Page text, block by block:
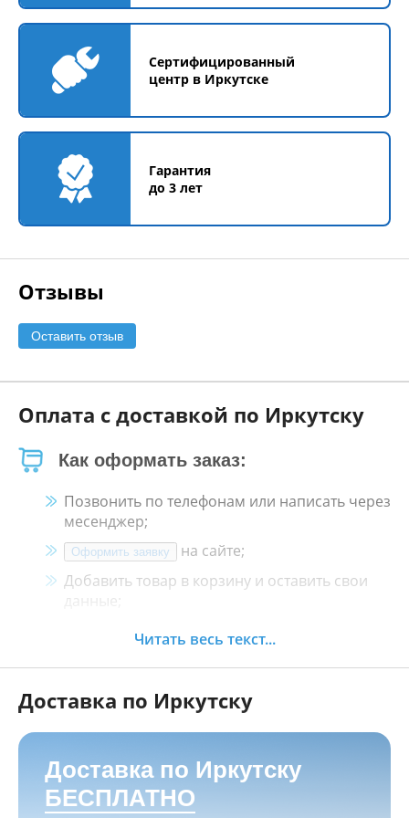
Сертифицированный
центр в Иркутске
Гарантия
до 3 лет
Отзывы
Оставить отзыв
Оплата с доставкой по Иркутску
Как оформать заказ:
Позвонить по телефонам или написать через
месенджер;
Оформить заявку
на сайте;
Добавить товар в корзину и оставить свои
данные;
Менеджер свяжется с Вами в течение 30
Как оплатить:
Наличными, пластиковой картой, кредитной
картой и картой ХАЛВА в кассе нашего
магазина по адресуг. Иркутск, ул. Баррикад
24а, Мотосалон БАРС
Читать весь текст...
Доставка по Иркутску
Доставка по Иркутску
БЕСПЛАТНО